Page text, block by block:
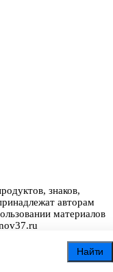
Найти
знаков,
авторам
материалов